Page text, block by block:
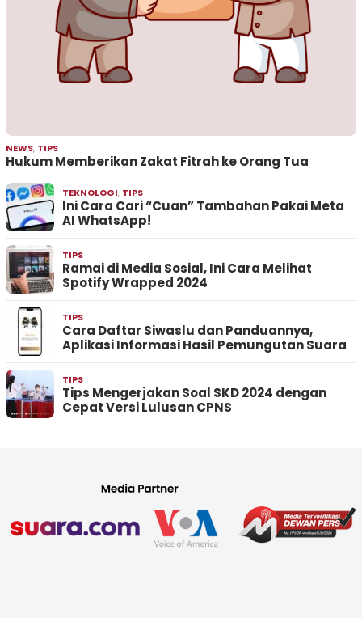
NEWS, TIPS
Hukum Memberikan Zakat Fitrah ke Orang Tua
TEKNOLOGI, TIPS
Ini Cara Cari “Cuan” Tambahan Pakai Meta
AI WhatsApp!
TIPS
Ramai di Media Sosial, Ini Cara Melihat
Spotify Wrapped 2024
TIPS
Cara Daftar Siwaslu dan Panduannya,
Aplikasi Informasi Hasil Pemungutan Suara
TIPS
Tips Mengerjakan Soal SKD 2024 dengan
Cepat Versi Lulusan CPNS